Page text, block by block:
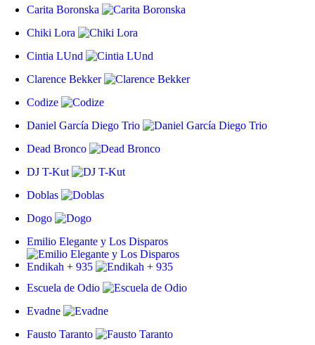
Carita Boronska
Chiki Lora
Cintia LUnd
Clarence Bekker
Codize
Daniel García Diego Trio
Dead Bronco
DJ T-Kut
Doblas
Dogo
Emilio Elegante y Los Disparos
Endikah + 935
Escuela de Odio
Evadne
Fausto Taranto